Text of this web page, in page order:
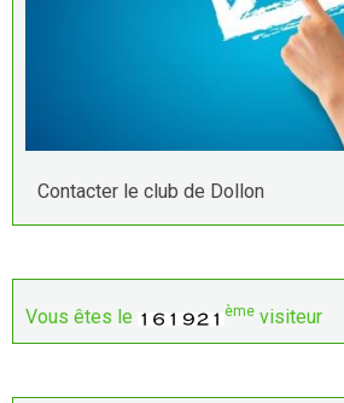
Contacter le club de Dollon
Vous êtes le ème visiteur